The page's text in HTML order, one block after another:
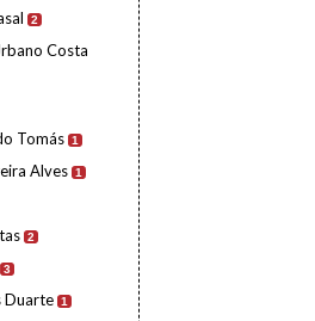
2
Costa
Tomás 1
Alves 1
2
3
Duarte 1